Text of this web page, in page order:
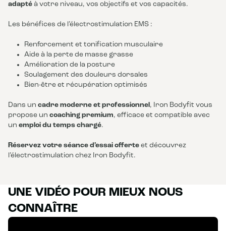
adapté à votre niveau, vos objectifs et vos capacités.
Les bénéfices de l’électrostimulation EMS :
Renforcement et tonification musculaire
Aide à la perte de masse grasse
Amélioration de la posture
Soulagement des douleurs dorsales
Bien-être et récupération optimisés
Dans un cadre moderne et professionnel , Iron Bodyfit vous
propose un coaching premium, efficace et compatible avec
un emploi du temps chargé.
Réservez votre séance d’essai offerte et découvrez
l’électrostimulation chez Iron Bodyfit.
UNE VIDÉO POUR MIEUX NOUS
CONNAÎTRE